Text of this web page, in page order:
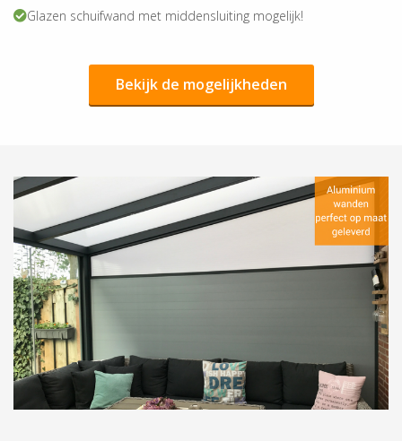
Glazen schuifwand met middensluiting mogelijk!
Bekijk de mogelijkheden